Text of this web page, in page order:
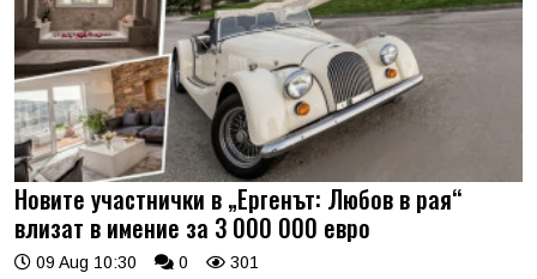
Новите участнички в „Ергенът: Любов в рая“
влизат в имение за 3 000 000 евро
09 Aug 10:30 0 301